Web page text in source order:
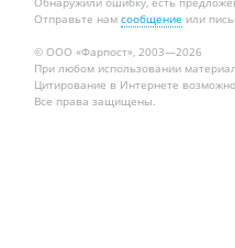
Отправьте нам сообщение или
© ООО «Фарпост», 2003—2026
При любом использовании
Цитирование в Интернете
Все права защищены.